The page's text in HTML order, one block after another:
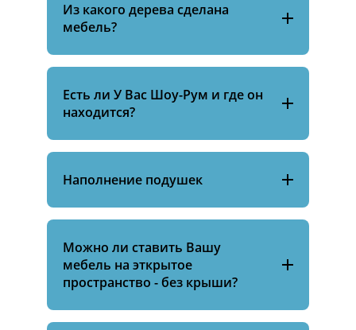
Из какого дерева сделана
мебель?
Есть ли У Вас Шоу-Рум и где он
находится?
Наполнение подушек
Можно ли ставить Вашу
мебель на эткрытое
пространство - без крыши?